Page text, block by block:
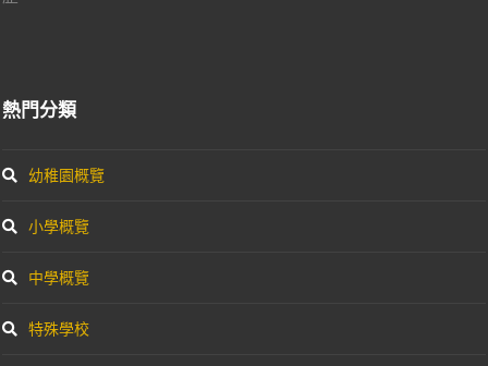
熱門分類
幼稚園概覽
小學概覽
中學概覽
特殊學校